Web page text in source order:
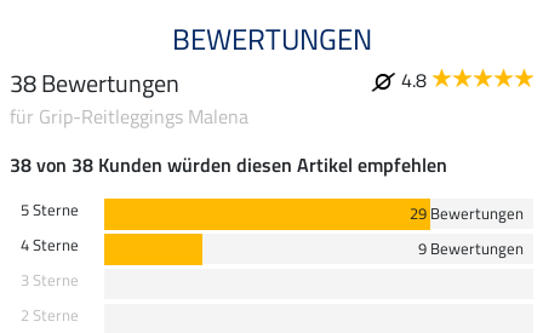
BEWERTUNGEN
38 Bewertungen
4.8
für Grip-Reitleggings Malena
38 von 38 Kunden würden diesen Artikel empfehlen
5 Sterne
29 Bewertungen
4 Sterne
9 Bewertungen
3 Sterne
2 Sterne